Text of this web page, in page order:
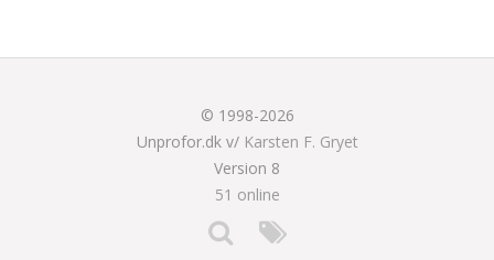
© 1998-2026
Unprofor.dk v/ Karsten F. Gryet
Version 8
51 online